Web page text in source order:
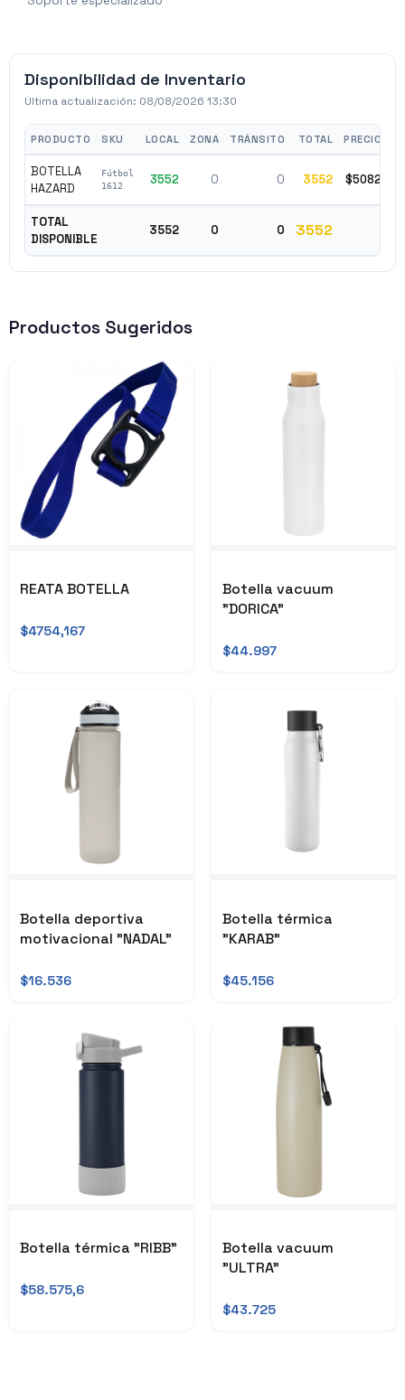
Disponibilidad de Inventario
Última actualización: 08/08/2026 13:30
PRODUCTO SKU LOCAL ZONA TRÁNSITO TOTAL PRECIO
BOTELLA
HAZARD
Fútbol
1612
3552 0 0 3552 $5082
TOTAL
DISPONIBLE
3552 0 0 3552
Productos Sugeridos
REATA BOTELLA
$4754,167
Botella vacuum
"DORICA"
$44.997
Botella deportiva
motivacional "NADAL"
$16.536
Botella térmica
"KARAB"
$45.156
Botella térmica "RIBB"
$58.575,6
Botella vacuum
"ULTRA"
$43.725